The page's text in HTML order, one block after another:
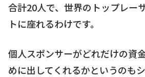
合計20人で、世界のトップレー
トに座れるわけです。
個人スポンサーがどれだけの資
めに出してくれるかというのも